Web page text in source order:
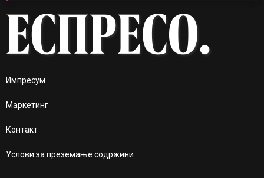
Импресум
Маркетинг
Контакт
Услови за преземање содржини